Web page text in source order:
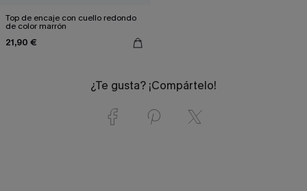
Top de encaje con cuello redondo
de color marrón
21,90 €
¿Te gusta? ¡Compártelo!